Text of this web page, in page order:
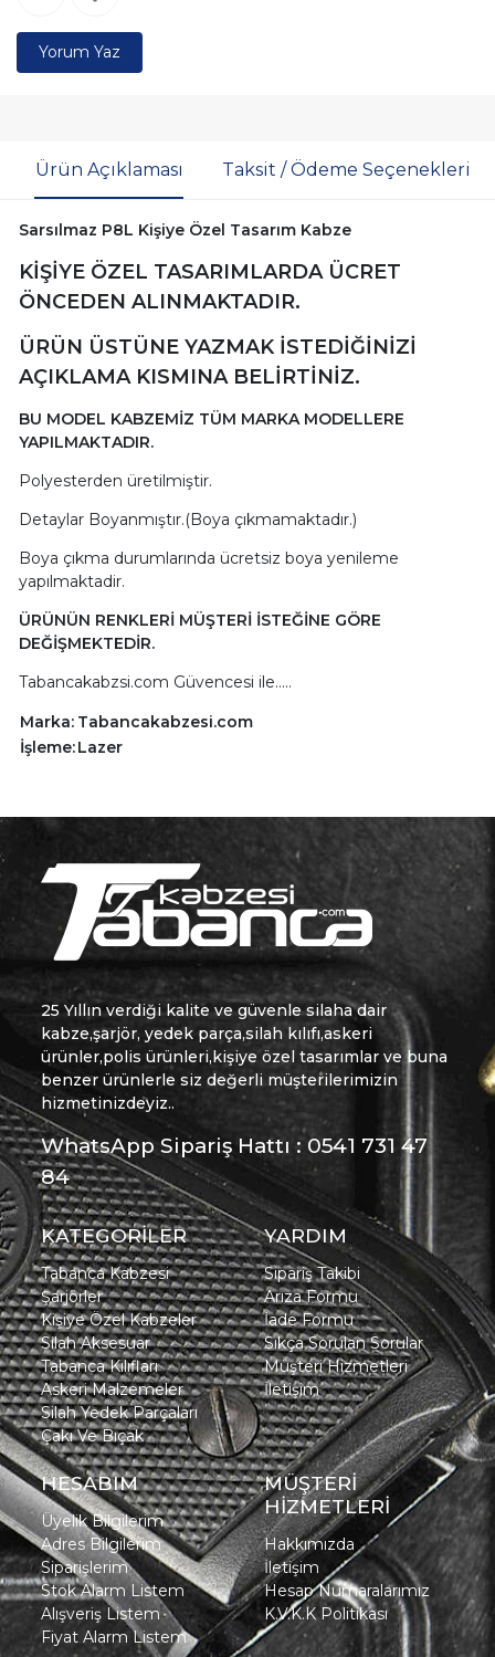
Yorum Yaz
Ürün Açıklaması Taksit / Ödeme Seçenekleri
Sarsılmaz P8L Kişiye Özel Tasarım Kabze
KİŞİYE ÖZEL TASARIMLARDA ÜCRET
ÖNCEDEN ALINMAKTADIR.
ÜRÜN ÜSTÜNE YAZMAK İSTEDİĞİNİZİ
AÇIKLAMA KISMINA BELİRTİNİZ.
BU MODEL KABZEMİZ TÜM MARKA MODELLERE
YAPILMAKTADIR.
Polyesterden üretilmiştir.
Detaylar Boyanmıştır.(Boya çıkmamaktadır.)
Boya çıkma durumlarında ücretsiz boya yenileme
yapılmaktadir.
ÜRÜNÜN RENKLERİ MÜŞTERİ İSTEĞİNE GÖRE
DEĞİŞMEKTEDİR.
Tabancakabzsi.com Güvencesi ile.....
Marka: Tabancakabzesi.com
İşleme:Lazer
25 Yıllın verdiği kalite ve güvenle silaha dair
kabze,şarjör, yedek parça,silah kılıfı,askeri
ürünler,polis ürünleri,kişiye özel tasarımlar ve buna
benzer ürünlerle siz değerli müşterilerimizin
hizmetinizdeyiz..
WhatsApp Sipariş Hattı : 0541 731 47
84
KATEGORİLER
Tabanca Kabzesi
Şarjörler
Kişiye Özel Kabzeler
Silah Aksesuar
Tabanca Kılıfları
Askeri Malzemeler
Silah Yedek Parçaları
Çakı Ve Bıçak
YARDIM
Sipariş Takibi
Arıza Formu
İade Formu
Sıkça Sorulan Sorular
Müşteri Hizmetleri
İletişim
HESABIM
Üyelik Bilgilerim
Adres Bilgilerim
Siparişlerim
Stok Alarm Listem
Alışveriş Listem
Fiyat Alarm Listem
MÜŞTERİ
HİZMETLERİ
Hakkımızda
İletişim
Hesap Numaralarımız
K.V.K.K Politikası